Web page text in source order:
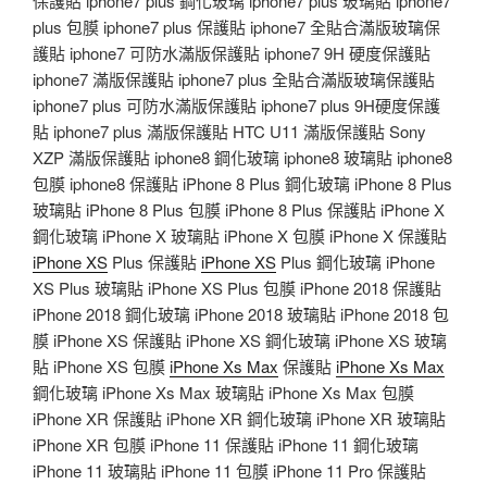
plus 包膜 iphone7 plus 保護貼 iphone7 全貼合滿版玻璃保
護貼 iphone7 可防水滿版保護貼 iphone7 9H 硬度保護貼
iphone7 滿版保護貼 iphone7 plus 全貼合滿版玻璃保護貼
iphone7 plus 可防水滿版保護貼 iphone7 plus 9H硬度保護
貼 iphone7 plus 滿版保護貼 HTC U11 滿版保護貼 Sony
XZP 滿版保護貼 iphone8 鋼化玻璃 iphone8 玻璃貼 iphone8
包膜 iphone8 保護貼 iPhone 8 Plus 鋼化玻璃 iPhone 8 Plus
玻璃貼 iPhone 8 Plus 包膜 iPhone 8 Plus 保護貼 iPhone X
鋼化玻璃 iPhone X 玻璃貼 iPhone X 包膜 iPhone X 保護貼
iPhone XS Plus 保護貼iPhone XS Plus 鋼化玻璃 iPhone
XS Plus 玻璃貼 iPhone XS Plus 包膜 iPhone 2018 保護貼
iPhone 2018 鋼化玻璃 iPhone 2018 玻璃貼 iPhone 2018 包
膜 iPhone XS 保護貼 iPhone XS 鋼化玻璃 iPhone XS 玻璃
貼 iPhone XS 包膜iPhone Xs Max 保護貼iPhone Xs Max
鋼化玻璃 iPhone Xs Max 玻璃貼 iPhone Xs Max 包膜
iPhone XR 保護貼 iPhone XR 鋼化玻璃 iPhone XR 玻璃貼
iPhone XR 包膜 iPhone 11 保護貼 iPhone 11 鋼化玻璃
iPhone 11 玻璃貼 iPhone 11 包膜 iPhone 11 Pro 保護貼